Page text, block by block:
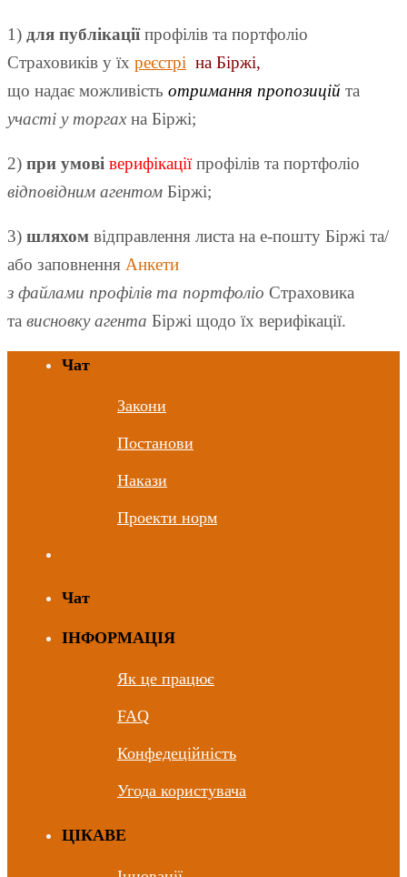
1) для публікаціїпрофілів та портфоліо
Страховиків у їх реєстрі на Біржі,
що надає можливість отримання пропозицій та
участі у торгахна Біржі;
2) при умові верифікаціїпрофілів та портфоліо
відповідним агентом Біржі;
3) шляхом відправлення листа на е-пошту Біржі та/
або заповнення Анкети
з файлами профілів та портфоліо Страховика
та висновку агента Біржі щодо їх верифікації.
Чат
Закони
Постанови
Накази
Проекти норм
Чат
ІНФОРМАЦІЯ
Як це працює
FAQ
Конфедеційність
Угода користувача
ЦIКАВЕ